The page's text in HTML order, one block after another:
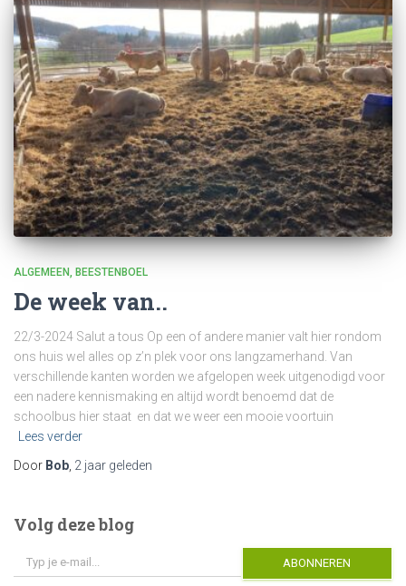
ALGEMEEN BEESTENBOEL
De week van..
22/3-2024 Salut a tous Op een of andere manier valt hier rondom
ons huis wel alles op z’n plek voor ons langzamerhand. Van
verschillende kanten worden we afgelopen week uitgenodigd voor
een nadere kennismaking en altijd wordt benoemd dat de
schoolbus hier staat en dat we weer een mooie voortuin
Lees verder
Door Bob 2 jaar geleden
Volg deze blog
ABONNEREN